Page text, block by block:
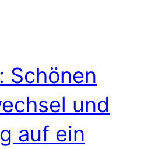
Schönen
und
auf ein